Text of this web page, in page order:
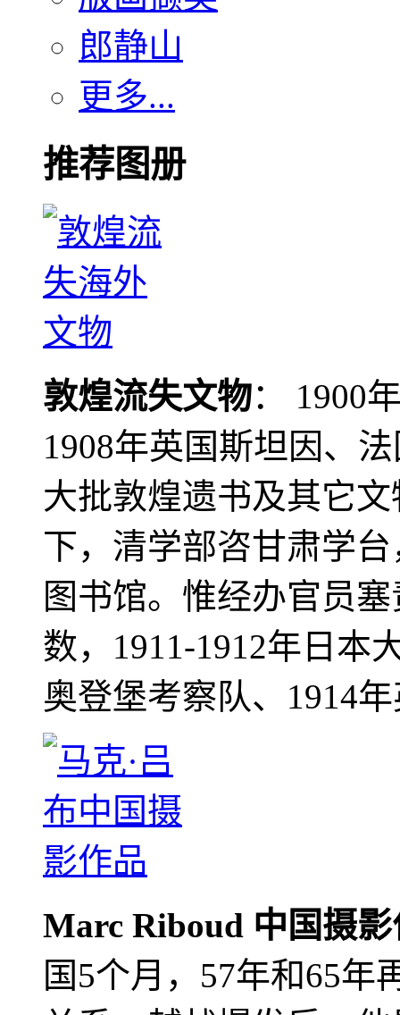
郎静山
更多...
推荐图册
敦煌流失文物： 1900
1908年英国斯坦因、
大批敦煌遗书及其它
下，清学部咨甘肃学
图书馆。惟经办官员
数，1911-1912年日本
奥登堡考察队、1914
Marc Riboud 中国摄
国5个月，57年和65年